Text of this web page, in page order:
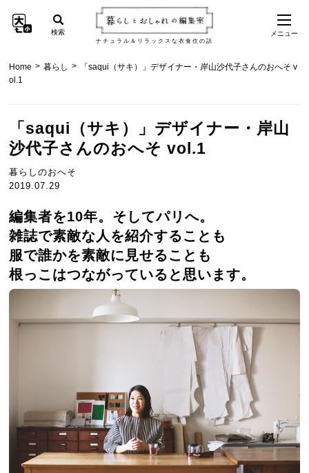
ナチュラル＆リラックスな衣食住の話
検索 メニュー
Home > 暮らし >
「saqui（サキ）」デザイナー・岸山沙代子さんのおへそ v
ol.1
「saqui（サキ）」デザイナー・岸山
沙代子さんのおへそ vol.1
暮らしのおへそ
2019.07.29
編集者を10年。そしてパリへ。
雑誌で素敵な人を紹介することも
服で誰かを素敵に見せることも
根っこはつながっていると思います。